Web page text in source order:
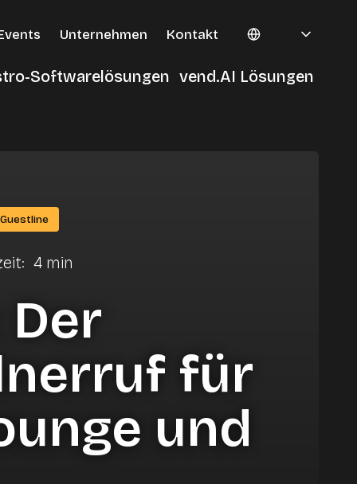
Unternehmen Kontakt
Das perfekte Kassensystem für die
Gastronomie: Lightspeed Restaurant
Kurzentren
Softwarelösungen
Digitale Gastro-Softwarelösungen für
eine effiziente Gastronomie.
Jetzt beraten lassen
vend.AI Lösungen
Guestline
: 4 min
Der
für
und